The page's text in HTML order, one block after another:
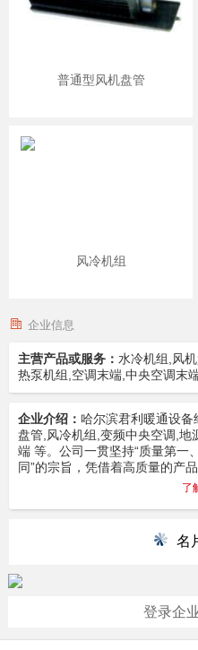
普通型风机盘管
风冷机组
企业信息
主营产品或服务： 水冷机组,风
热泵机组,空调末端,中央空调末
企业介绍： 哈尔滨君利暖通设
盘管,风冷机组,变频中央空调,地
端 等。公司一贯坚持“质量第一
同”的宗旨，凭借着高质量的产
了
名
登录企